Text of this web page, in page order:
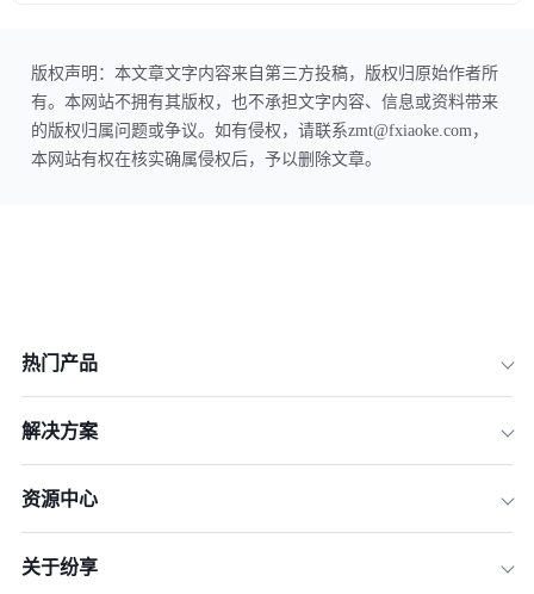
版权声明：本文章文字内容来自第三方投稿，版权归原始作者所
有。本网站不拥有其版权，也不承担文字内容、信息或资料带来
的版权归属问题或争议。如有侵权，请联系zmt@fxiaoke.com，
本网站有权在核实确属侵权后，予以删除文章。
热门产品
解决方案
资源中心
关于纷享